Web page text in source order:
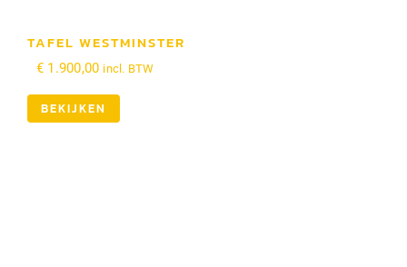
TAFEL WESTMINSTER
€ 1.900,00 incl. BTW
BEKIJKEN